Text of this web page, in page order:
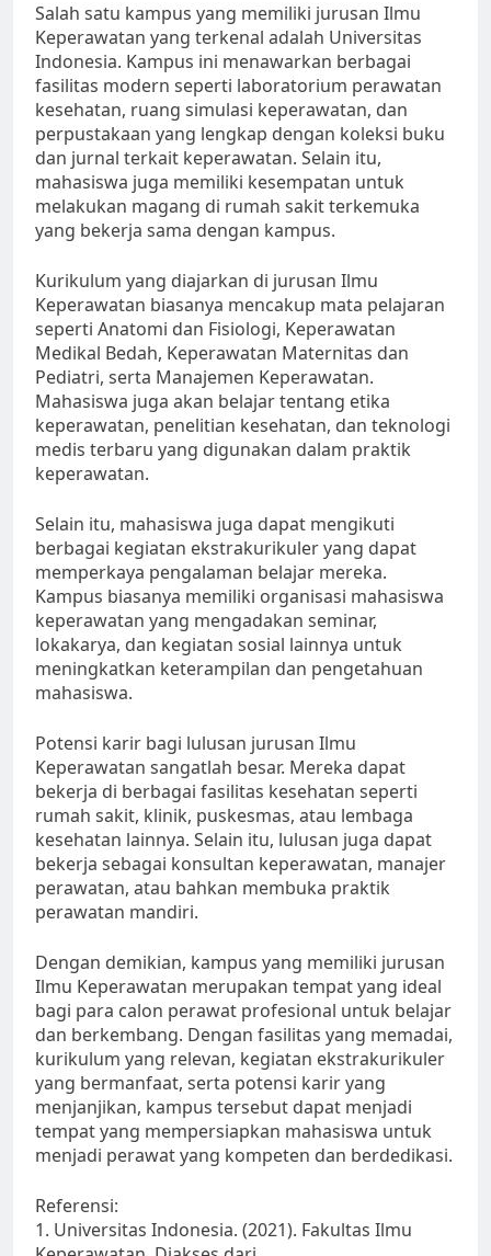
Salah satu kampus yang memiliki jurusan Ilmu
Keperawatan yang terkenal adalah Universitas
Indonesia. Kampus ini menawarkan berbagai
fasilitas modern seperti laboratorium perawatan
kesehatan, ruang simulasi keperawatan, dan
perpustakaan yang lengkap dengan koleksi buku
dan jurnal terkait keperawatan. Selain itu,
mahasiswa juga memiliki kesempatan untuk
melakukan magang di rumah sakit terkemuka
yang bekerja sama dengan kampus.
Kurikulum yang diajarkan di jurusan Ilmu
Keperawatan biasanya mencakup mata pelajaran
seperti Anatomi dan Fisiologi, Keperawatan
Medikal Bedah, Keperawatan Maternitas dan
Pediatri, serta Manajemen Keperawatan.
Mahasiswa juga akan belajar tentang etika
keperawatan, penelitian kesehatan, dan teknologi
medis terbaru yang digunakan dalam praktik
keperawatan.
Selain itu, mahasiswa juga dapat mengikuti
berbagai kegiatan ekstrakurikuler yang dapat
memperkaya pengalaman belajar mereka.
Kampus biasanya memiliki organisasi mahasiswa
keperawatan yang mengadakan seminar,
lokakarya, dan kegiatan sosial lainnya untuk
meningkatkan keterampilan dan pengetahuan
mahasiswa.
Potensi karir bagi lulusan jurusan Ilmu
Keperawatan sangatlah besar. Mereka dapat
bekerja di berbagai fasilitas kesehatan seperti
rumah sakit, klinik, puskesmas, atau lembaga
kesehatan lainnya. Selain itu, lulusan juga dapat
bekerja sebagai konsultan keperawatan, manajer
perawatan, atau bahkan membuka praktik
perawatan mandiri.
Dengan demikian, kampus yang memiliki jurusan
Ilmu Keperawatan merupakan tempat yang ideal
bagi para calon perawat profesional untuk belajar
dan berkembang. Dengan fasilitas yang memadai,
kurikulum yang relevan, kegiatan ekstrakurikuler
yang bermanfaat, serta potensi karir yang
menjanjikan, kampus tersebut dapat menjadi
tempat yang mempersiapkan mahasiswa untuk
menjadi perawat yang kompeten dan berdedikasi.
Referensi:
1. Universitas Indonesia. (2021). Fakultas Ilmu